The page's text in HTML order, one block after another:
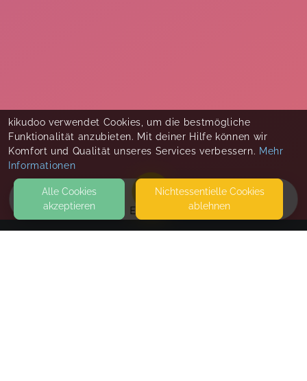
EVENTS
kikudoo verwendet Cookies, um die bestmögliche
Funktionalität anzubieten. Mit deiner Hilfe können wir
Komfort und Qualität unseres Services verbessern. Mehr
Informationen
Alle Cookies
akzeptieren
Nicht­essentielle Cookies
ablehnen